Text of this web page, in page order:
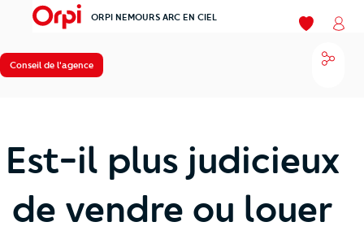
menu ORPI NEMOURS ARC EN CIEL Mes
Conseil de l'agence
Est-il plus judicieux
de vendre ou louer